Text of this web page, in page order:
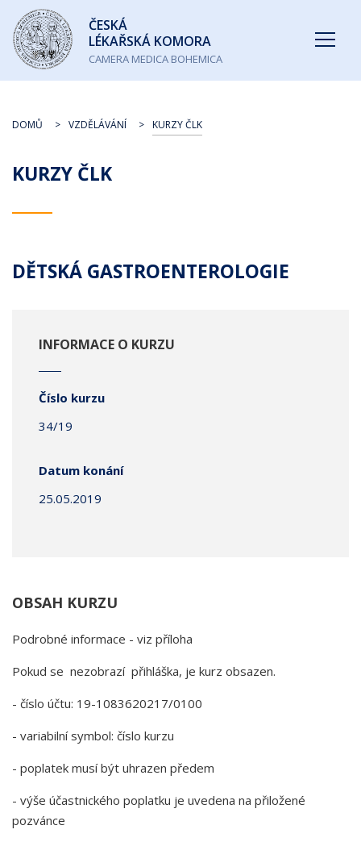
Česká
lékařská
komora
ČESKÁ
LÉKAŘSKÁ KOMORA
CAMERA MEDICA BOHEMICA
KURZY ČLK
DOMŮ VZDĚLÁVÁNÍ KURZY ČLK
DĚTSKÁ GASTROENTEROLOGIE
INFORMACE O KURZU
Číslo kurzu
34/19
Datum konání
25.05.2019
OBSAH KURZU
Podrobné informace - viz příloha
Pokud se nezobrazí přihláška, je kurz obsazen.
- číslo účtu: 19-1083620217/0100
- variabilní symbol: číslo kurzu
- poplatek musí být uhrazen předem
- výše účastnického poplatku je uvedena na přiložené
pozvánce